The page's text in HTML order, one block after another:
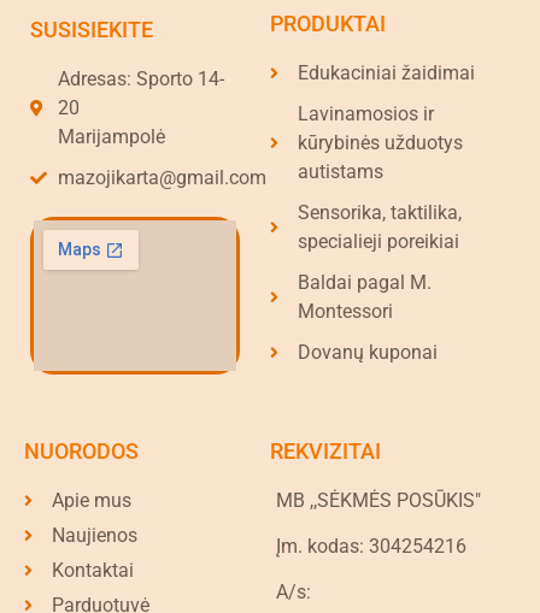
SUSISIEKITE
Adresas: Sporto 14-
20
Marijampolė
mazojikarta@gmail.com
PRODUKTAI
Edukaciniai žaidimai
Lavinamosios ir
kūrybinės užduotys
autistams
Sensorika, taktilika,
specialieji poreikiai
Baldai pagal M.
Montessori
Dovanų kuponai
NUORODOS
Apie mus
Naujienos
Kontaktai
Parduotuvė
REKVIZITAI
MB ,,SĖKMĖS POSŪKIS"
Įm. kodas: 304254216
A/s: